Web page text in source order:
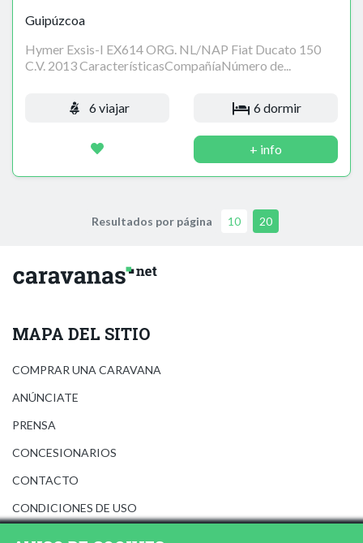
Guipúzcoa
Hymer Exsis-I EX614 ORG. NL/NAP Fiat Ducato 150
C.V. 2013 CaracterísticasCompañíaNúmero de...
6 viajar 6 dormir
+ info
Resultados por página 10 20
MAPA DEL SITIO
COMPRAR UNA CARAVANA
ANÚNCIATE
PRENSA
CONCESIONARIOS
CONTACTO
CONDICIONES DE USO